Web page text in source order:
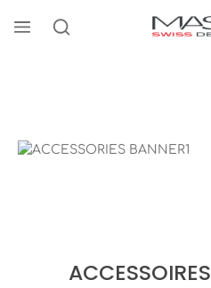
principal
Bildergalerie überspringen
ACCESSOIRES